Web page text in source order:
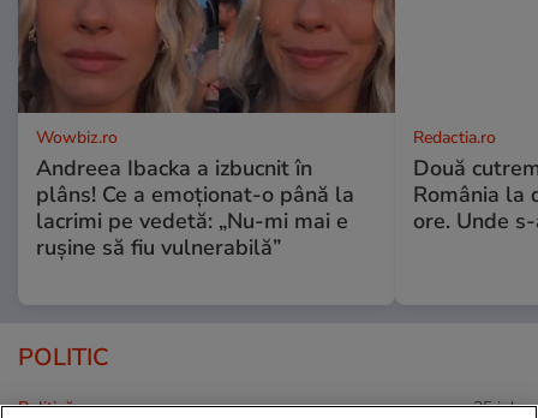
Wowbiz.ro
Andreea Ibacka a izbucnit în
plâns! Ce a emoționat-o până la
lacrimi pe vedetă: „Nu-mi mai e
rușine să fiu vulnerabilă”
Redactia.ro
Două
România la
ore. Unde
POLITIC
Politică 25 iul.